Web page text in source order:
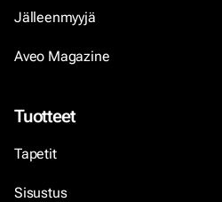
Jälleenmyyjä
Aveo Magazine
Tuotteet
Tapetit
Sisustus